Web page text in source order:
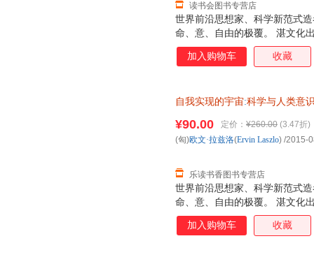
世界前沿思想家、科学新范式
命、意、自由的极覆。 湛文化
读书会图书专营店
加入购物车 收藏
自我实现的宇宙:科学与人类意
世界前沿思想家、科学新范式
命、意、自由的极覆。 湛文化
¥90.00 定价： ¥260.00 (3.47折)
乐读书香图书专营店
(匈)欧文·拉兹洛(Ervin Laszlo) /2015-
加入购物车 收藏